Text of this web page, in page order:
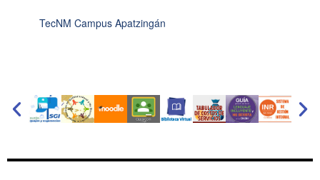
TecNM Campus Apatzingán